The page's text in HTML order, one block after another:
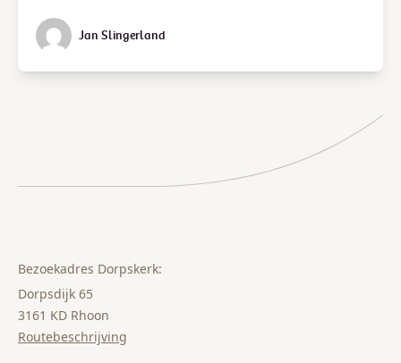
Jan Slingerland
Bezoekadres Dorpskerk:
Dorpsdijk 65
3161 KD Rhoon
Routebeschrijving